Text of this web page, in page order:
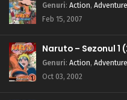
Genuri: Action, Adventure
Feb 15, 2007
Naruto – Sezonul 1
Genuri: Action, Adventure
Oct 03, 2002